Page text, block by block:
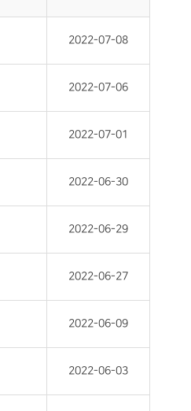
2022-07-08
2022-07-06
2022-07-01
2022-06-30
2022-06-29
2022-06-27
2022-06-09
2022-06-03